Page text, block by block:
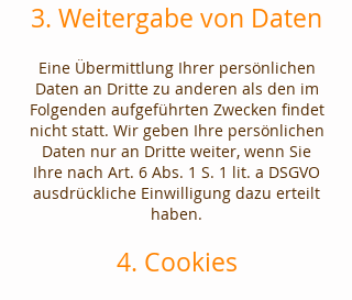
3. Weitergabe von Daten
Eine Übermittlung Ihrer persönlichen
Daten an Dritte zu anderen als den im
Folgenden aufgeführten Zwecken findet
nicht statt. Wir geben Ihre persönlichen
Daten nur an Dritte weiter, wenn Sie
Ihre nach Art. 6 Abs. 1 S. 1 lit. a DSGVO
ausdrückliche Einwilligung dazu erteilt
haben.
4. Cookies